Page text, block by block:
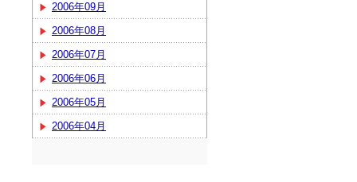
2006年09月
2006年08月
2006年07月
2006年06月
2006年05月
2006年04月